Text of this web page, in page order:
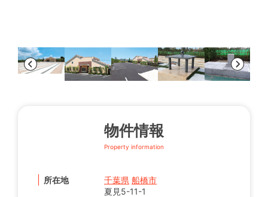
物件情報
Property information
所在地 千葉県 船橋市
夏見5-11-1